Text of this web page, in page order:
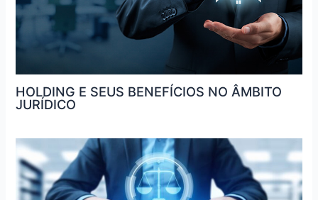
HOLDING E SEUS BENEFÍCIOS NO ÂMBITO
JURÍDICO